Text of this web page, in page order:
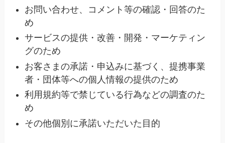
お問い合わせ、コメント等の確認・回答のた
め
サービスの提供・改善・開発・マーケティン
グのため
お客さまの承諾・申込みに基づく、提携事業
者・団体等への個人情報の提供のため
利用規約等で禁じている行為などの調査のた
め
その他個別に承諾いただいた目的